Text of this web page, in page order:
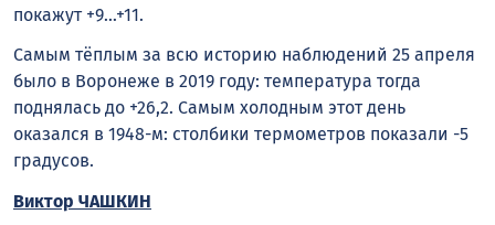
покажут +9…+11.
Самым тёплым за всю историю наблюдений 25 апреля
было в Воронеже в 2019 году: температура тогда
поднялась до +26,2. Самым холодным этот день
оказался в 1948-м: столбики термометров показали -5
градусов.
Виктор ЧАШКИН